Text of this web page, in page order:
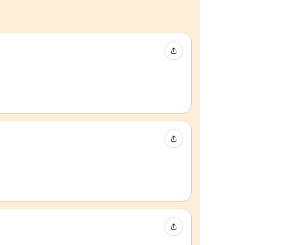
Compartir evento
Compartir evento
Compartir evento